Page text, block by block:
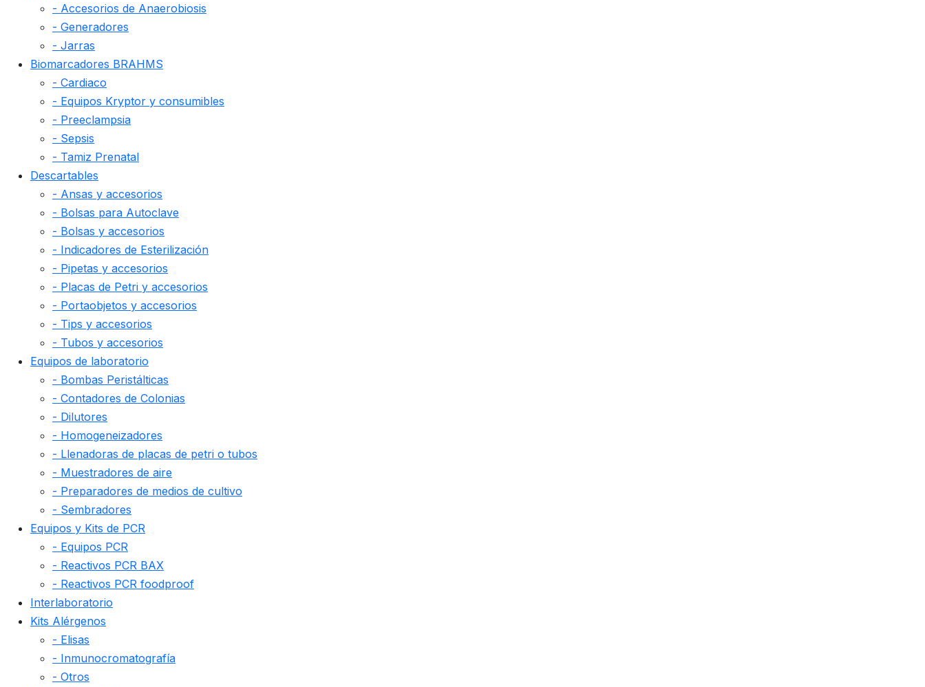
- Accesorios de Anaerobiosis
- Generadores
- Jarras
Biomarcadores BRAHMS
- Cardiaco
- Equipos Kryptor y consumibles
- Preeclampsia
- Sepsis
- Tamiz Prenatal
Descartables
- Ansas y accesorios
- Bolsas para Autoclave
- Bolsas y accesorios
- Indicadores de Esterilización
- Pipetas y accesorios
- Placas de Petri y accesorios
- Portaobjetos y accesorios
- Tips y accesorios
- Tubos y accesorios
Equipos de laboratorio
- Bombas Peristálticas
- Contadores de Colonias
- Dilutores
- Homogeneizadores
- Llenadoras de placas de petri o tubos
- Muestradores de aire
- Preparadores de medios de cultivo
- Sembradores
Equipos y Kits de PCR
- Equipos PCR
- Reactivos PCR BAX
- Reactivos PCR foodproof
Interlaboratorio
Kits Alérgenos
- Elisas
- Inmunocromatografía
- Otros